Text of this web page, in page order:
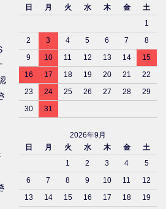
日
月 火 水 木 金
土
1
2
3 4 5 6 7
8
9
10 11 12 13 14
15
16
17 18 19 20 21
22
23
24 25 26 27 28
29
30
31
2026年9月
日
月 火 水 木 金
土
1
2 3 4
5
6
7 8 9 10 11
12
13
14 15 16 17 18
19